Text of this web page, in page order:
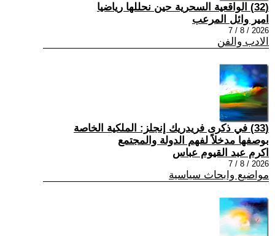
(32) الواقعية السحرية حين نحللها رياضيا
امير وائل المرعب
2026 / 8 / 7
الادب والفن
(33) في ذكرى فريدريك إنجلز: الملكية الخاصة
بوصفها مدخلاً لفهم الدولة والمجتمع
اكرم عبد القيوم عباس
2026 / 8 / 7
مواضيع وابحاث سياسية